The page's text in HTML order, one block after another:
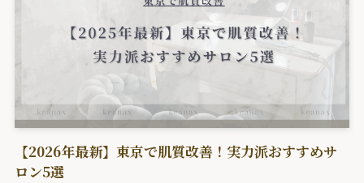
【2026年最新】東京で肌質改善！実力派おすすめサ
ロン5選